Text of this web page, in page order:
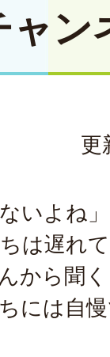
ャン
更
いよね
は遅れ
から聞
には自